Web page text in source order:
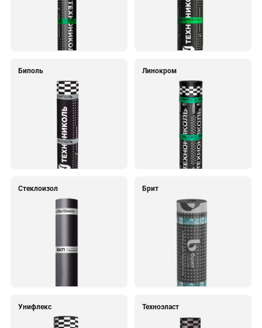
Биполь Линокром
Стеклоизол Брит
Унифлекс Техноэласт